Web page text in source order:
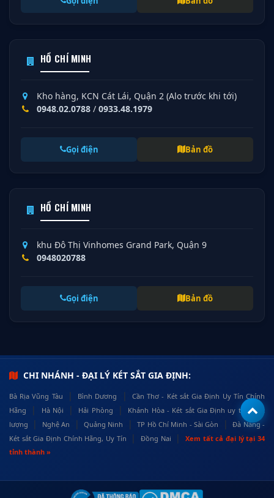
HỒ CHÍ MINH
Kho hàng, KCN Cát Lái, Quận 2 (Alo trước khi tới)
0948.02.0788 / 0933.48.1979
Gọi điện Bản đồ
HỒ CHÍ MINH
khu Đô Thị Vinhomes Grand Park, Quận 9
0948020788
Gọi điện Bản đồ
CHI NHÁNH - ĐẠI LÝ KÉT SẮT GIA ĐỊNH:
Bà Rịa Vũng Tàu | Bình Dương |
Cần Thơ - Két sắt Gia Định Uy Tín Chính
Hãng
| Hà Nội | Hải Phòng |
Khánh Hòa - Két sắt Gia Định uy tín, chất
lượng
| Nghệ An | Quảng Ninh | TP Hồ Chí Minh - Sài Gòn |
Đà Nẵng -
Két sắt Gia Định Chính Hãng, Uy Tín
| Đồng Nai |
Xem tất cả đại lý tại 34
tỉnh thành »